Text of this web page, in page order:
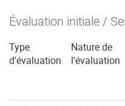
Évaluation initiale /
Type
d'évaluation
Nature de
l'évaluation